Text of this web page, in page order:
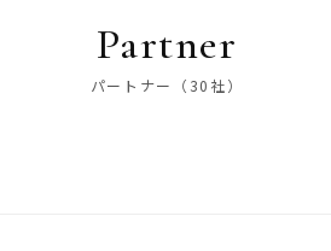
Partner
パートナー（30社）